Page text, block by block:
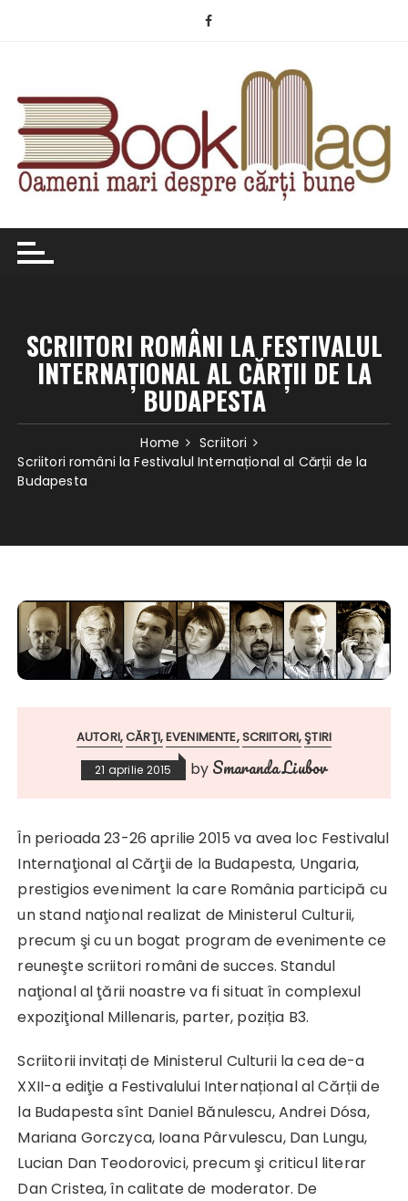
SCRIITORI ROMÂNI LA FESTIVALUL
INTERNAȚIONAL AL CĂRȚII DE LA
BUDAPESTA
Home
Scriitori
Scriitori români la Festivalul Internațional al Cărții de la
Budapesta
AUTORI CĂRŢI EVENIMENTE SCRIITORI ŞTIRI
21 aprilie 2015 by Smaranda Liubov
În perioada 23-26 aprilie 2015 va avea loc Festivalul
Internaţional al Cărţii de la Budapesta, Ungaria,
prestigios eveniment la care România participă cu
un stand naţional realizat de Ministerul Culturii,
precum şi cu un bogat program de evenimente ce
reuneşte scriitori români de succes. Standul
naţional al ţării noastre va fi situat în complexul
expoziţional Millenaris, parter, poziția B3.
Scriitorii invitați de Ministerul Culturii la cea de-a
XXII-a ediţie a Festivalului Internațional al Cărții de
la Budapesta sînt Daniel Bănulescu, Andrei Dósa,
Mariana Gorczyca, Ioana Pârvulescu, Dan Lungu,
Lucian Dan Teodorovici, precum şi criticul literar
Dan Cristea, în calitate de moderator. De